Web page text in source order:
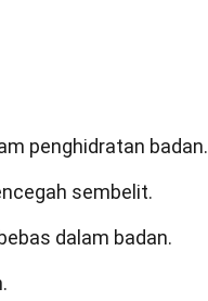
penghidratan badan.
sembelit.
dalam badan.